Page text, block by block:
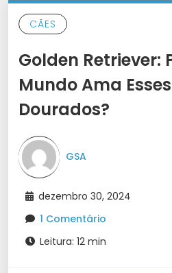
CÃES
Golden Retriever:
Mundo Ama
Dourados?
GSA
dezembro 30, 2024
1 Comentário
Leitura: 12 min